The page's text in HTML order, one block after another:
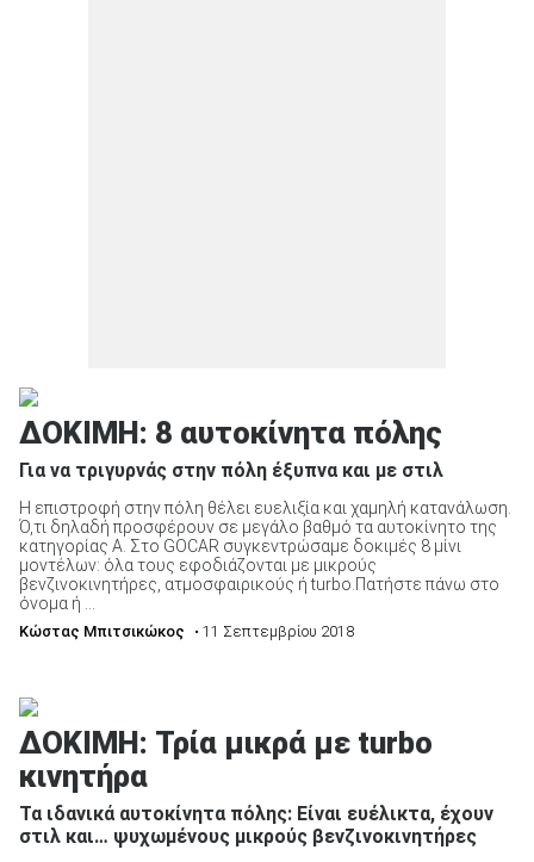
ΔΟΚΙΜΗ: 8 αυτοκίνητα πόλης
Για να τριγυρνάς στην πόλη έξυπνα και με στιλ
Η επιστροφή στην πόλη θέλει ευελιξία και χαμηλή κατανάλωση.
Ό,τι δηλαδή προσφέρουν σε μεγάλο βαθμό τα αυτοκίνητο της
κατηγορίας Α. Στο GOCAR συγκεντρώσαμε δοκιμές 8 μίνι
μοντέλων: όλα τους εφοδιάζονται με μικρούς
βενζινοκινητήρες, ατμοσφαιρικούς ή turbo.Πατήστε πάνω στο
όνομα ή ...
Κώστας Μπιτσικώκος • 11 Σεπτεμβρίου 2018
ΔΟΚΙΜΗ: Τρία μικρά με turbo
κινητήρα
Τα ιδανικά αυτοκίνητα πόλης: Είναι ευέλικτα, έχουν
στιλ και… ψυχωμένους μικρούς βενζινοκινητήρες